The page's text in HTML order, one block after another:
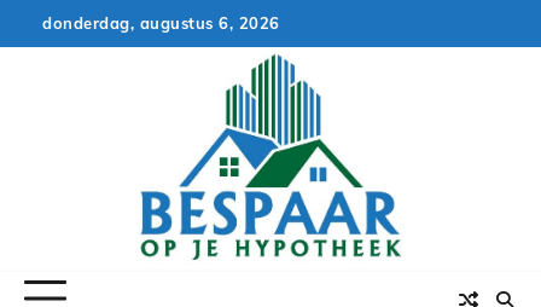
to
donderdag, augustus 6, 2026